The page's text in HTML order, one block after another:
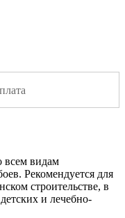
всем видам
Рекомендуется для
строительстве, в
и лечебно-